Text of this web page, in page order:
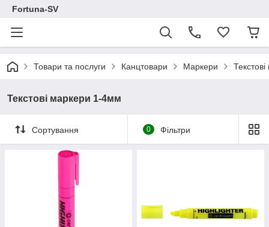
Fortuna-SV
Товари та послуги Канцтовари Маркери
Текстові маркери 1-4мм
Сортування 0 Фільтри